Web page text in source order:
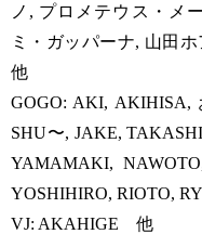
ノ, プロメテウス・メ
ミ・ガッパーナ, 山田
他
GOGO: AKI, AKIHISA,
SHU〜, JAKE,
YAMAMAKI,
YOSHIHIRO, RIOTO,
VJ: AKAHIGE 他